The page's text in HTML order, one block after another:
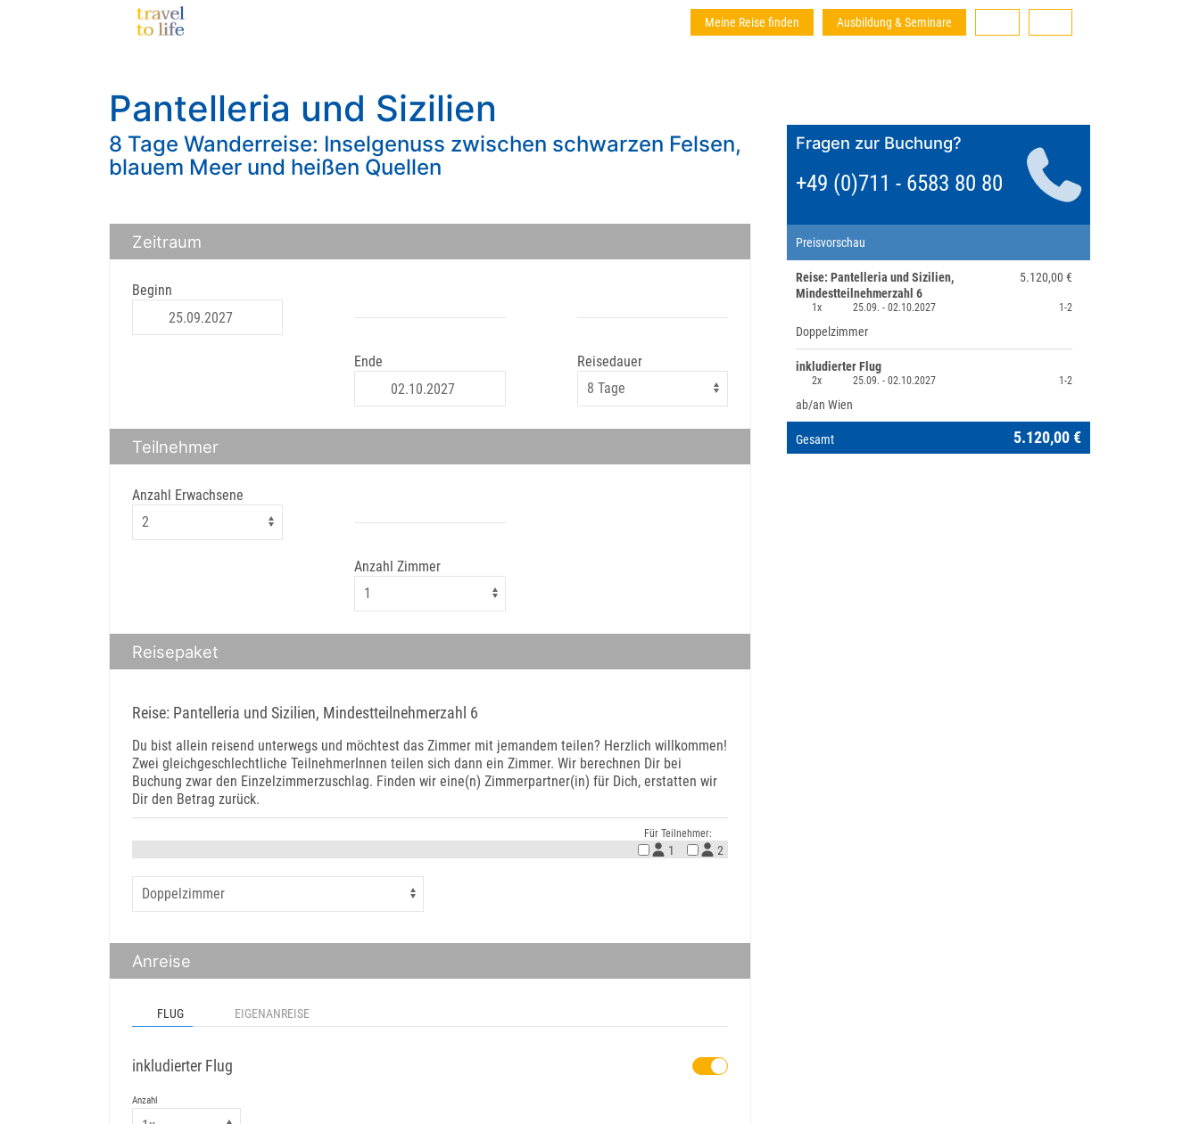
Meine Reise finden Ausbildung & Seminare
Pantelleria und Sizilien
8 Tage Wanderreise: Inselgenuss zwischen schwarzen Felsen,
blauem Meer und heißen Quellen
Zeitraum
Beginn
Ende Reisedauer
Teilnehmer
Anzahl Erwachsene
Anzahl Zimmer
Reisepaket
Reise: Pantelleria und Sizilien, Mindestteilnehmerzahl 6
Du bist allein reisend unterwegs und möchtest das Zimmer mit jemandem teilen? Herzlich willkommen!
Zwei gleichgeschlechtliche TeilnehmerInnen teilen sich dann ein Zimmer. Wir berechnen Dir bei
Buchung zwar den Einzelzimmerzuschlag. Finden wir eine(n) Zimmerpartner(in) für Dich, erstatten wir
Dir den Betrag zurück.
Für Teilnehmer:
1 2
Anreise
FLUG EIGENANREISE
inkludierter Flug
Anzahl
Fragen zur Buchung?
+49 (0)711 - 6583 80 80
Preisvorschau
5.120,00 €
Reise: Pantelleria und Sizilien,
Mindestteilnehmerzahl 6
1x 25.09. -02.10.2027 1-2
Doppelzimmer
inkludierter Flug
2x 25.09. -02.10.2027 1-2
ab/an Wien
Gesamt 5.120,00 €